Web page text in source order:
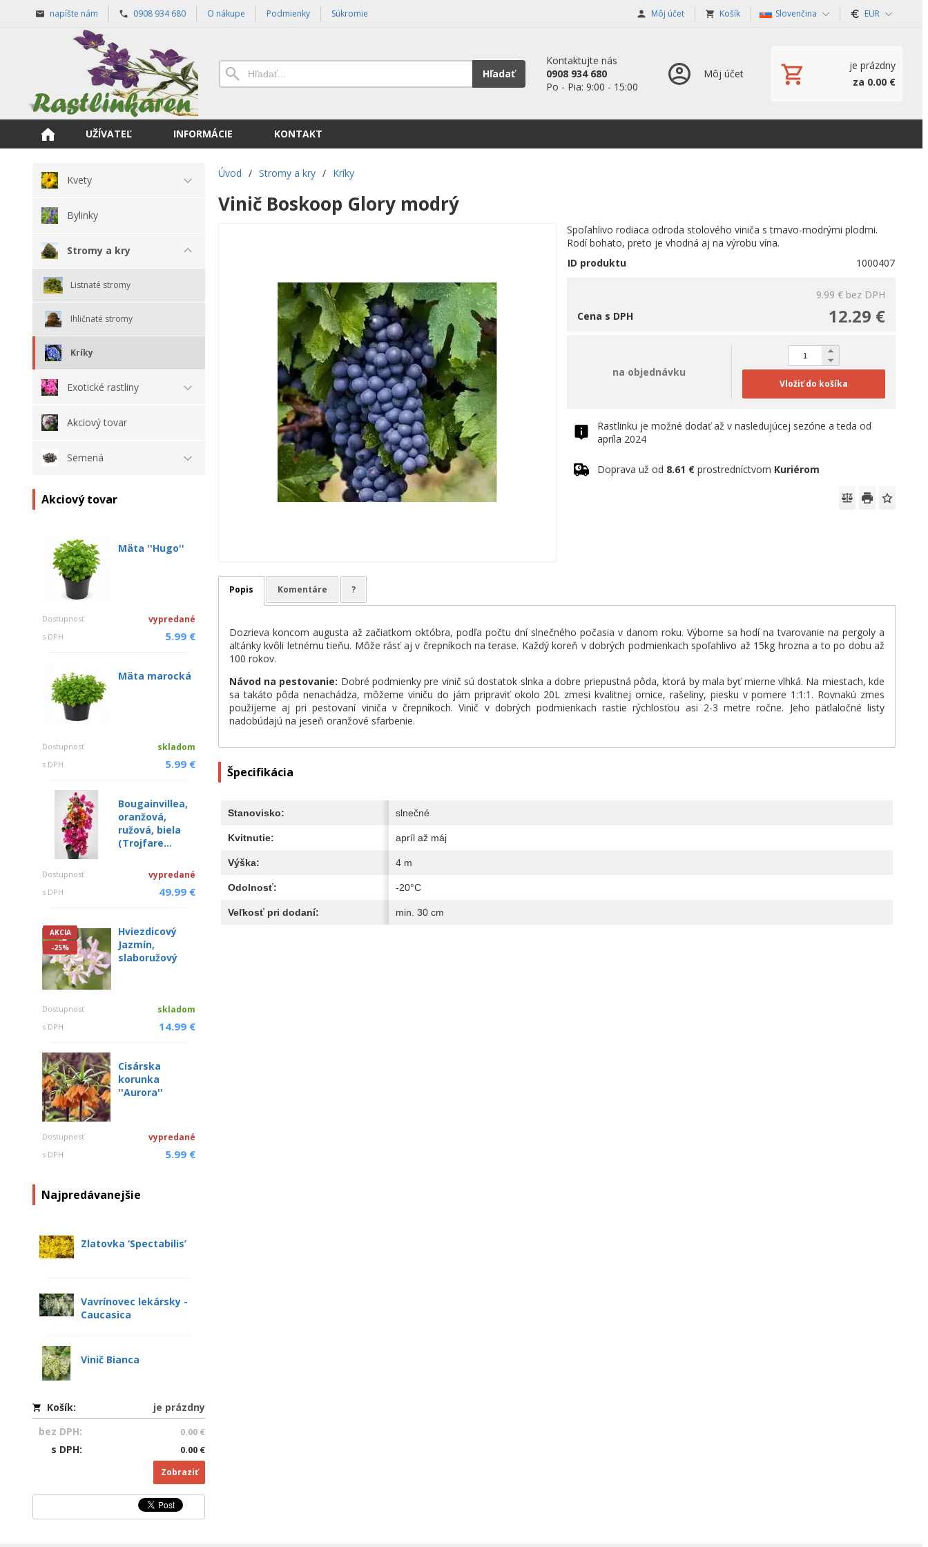
napíšte nám 0908 934 680 O nákupe Podmienky Súkromie Môj účet Košík Slovenčina EUR
Hľadať
Kontaktujte nás
0908 934 680
Po - Pia: 9:00 - 15:00
Môj účet
je prázdny
za 0.00 €
UŽÍVATEĽ INFORMÁCIE KONTAKT
Kvety
Bylinky
Stromy a kry
Listnaté stromy
Ihličnaté stromy
Kríky
Exotické rastliny
Akciový tovar
Semená
Akciový tovar
Mäta ''Hugo''
Dostupnosť vypredané
s DPH 5.99 €
Mäta marocká
Dostupnosť skladom
s DPH 5.99 €
Bougainvillea,
oranžová,
ružová, biela
(Trojfare...
Dostupnosť vypredané
s DPH 49.99 €
AKCIA
-25%
Hviezdicový
Jazmín,
slaboružový
Dostupnosť skladom
s DPH 14.99 €
Cisárska
korunka
''Aurora''
Dostupnosť vypredané
s DPH 5.99 €
Najpredávanejšie
Zlatovka ‘Spectabilis’
Vavrínovec lekársky -
Caucasica
Vinič Bianca
Košík:
je prázdny
bez DPH:
0.00 €
s DPH: 0.00 €
Zobraziť
Úvod / Stromy a kry / Kríky
Vinič Boskoop Glory modrý
Spoľahlivo rodiaca odroda stolového viniča s tmavo-modrými plodmi.
Rodí bohato, preto je vhodná aj na výrobu vína.
ID produktu
1000407
9.99 € bez DPH
12.29 €
Cena s DPH
na objednávku
Vložiť do košíka
Rastlinku je možné dodať až v nasledujúcej sezóne a teda od
apríla 2024
Doprava už od 8.61 € prostredníctvom Kuriérom
Popis Komentáre ?
Dozrieva koncom augusta až začiatkom októbra, podľa počtu dní slnečného počasia v danom roku. Výborne sa hodí na tvarovanie na pergoly a
altánky kvôli letnému tieňu. Môže rásť aj v črepníkoch na terase. Každý koreň v dobrých podmienkach spoľahlivo až 15kg hrozna a to po dobu až
100 rokov.
Návod na pestovanie: Dobré podmienky pre vinič sú dostatok slnka a dobre priepustná pôda, ktorá by mala byť mierne vlhká. Na miestach, kde
sa takáto pôda nenachádza, môžeme viniču do jám pripraviť okolo 20L zmesi kvalitnej ornice, rašeliny, piesku v pomere 1:1:1. Rovnakú zmes
použijeme aj pri pestovaní viniča v črepníkoch. Vinič v dobrých podmienkach rastie rýchlosťou asi 2-3 metre ročne. Jeho päťlaločné listy
nadobúdajú na jeseň oranžové sfarbenie.
Špecifikácia
Stanovisko: slnečné
Kvitnutie: apríl až máj
Výška: 4 m
Odolnosť: -20°C
Veľkosť pri dodaní: min. 30 cm